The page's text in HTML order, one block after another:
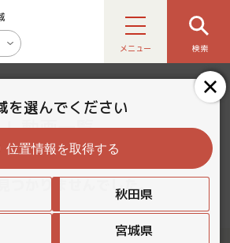
メニュー 検索
動画一覧
つかりませんでした。
を選んでください
位置情報を取得する
秋田県
宮城県